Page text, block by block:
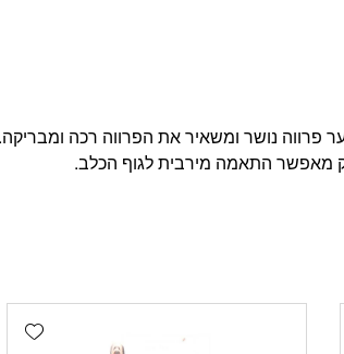
פרווה נושר ומשאיר את הפרווה רכה
מאפשר התאמה מירבית לגוף הכלב.
Add